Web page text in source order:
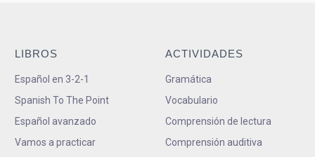
LIBROS
Español en 3-2-1
Spanish To The Point
Español avanzado
Vamos a practicar
ACTIVIDADES
Gramática
Vocabulario
Comprensión de lectura
Comprensión auditiva